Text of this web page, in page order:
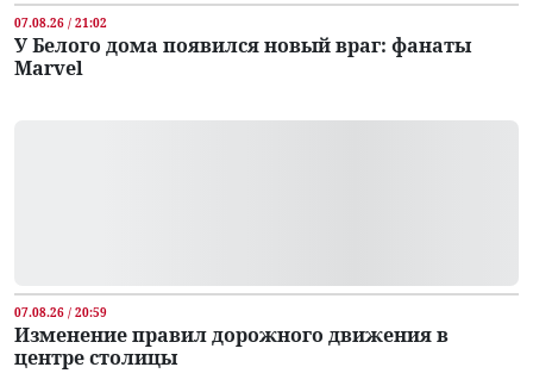
07.08.26 / 21:02
У Белого дома появился новый враг: фанаты
Marvel
07.08.26 / 20:59
Изменение правил дорожного движения в
центре столицы